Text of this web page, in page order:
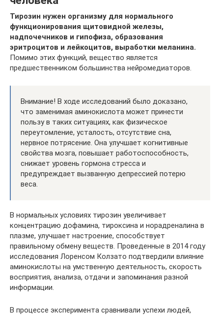
Тирозин нужен организму для нормального
функционирования щитовидной железы,
надпочечников и гипофиза, образования
эритроцитов и лейкоцитов, выработки меланина.
Помимо этих функций, вещество является
предшественником большинства нейромедиаторов.
Внимание! В ходе исследований было доказано,
что заменимая аминокислота может принести
пользу в таких ситуациях, как физическое
переутомление, усталость, отсутствие сна,
нервное потрясение. Она улучшает когнитивные
свойства мозга, повышает работоспособность,
снижает уровень гормона стресса и
предупреждает вызванную депрессией потерю
веса.
В нормальных условиях тирозин увеличивает
концентрацию дофамина, тироксина и норадреналина в
плазме, улучшает настроение, способствует
правильному обмену веществ. Проведенные в 2014 году
исследования Лоренсом Колзато подтвердили влияние
аминокислоты на умственную деятельность, скорость
восприятия, анализа, отдачи и запоминания разной
информации.
В процессе эксперимента сравнивали успехи людей,